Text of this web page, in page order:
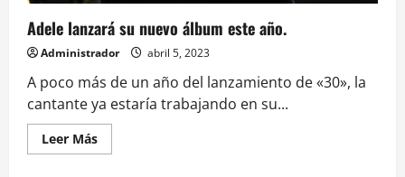
Adele lanzará su nuevo álbum este año.
Administrador abril 5, 2023
A poco más de un año del lanzamiento de «30», la
cantante ya estaría trabajando en su...
Leer MásLeer
más